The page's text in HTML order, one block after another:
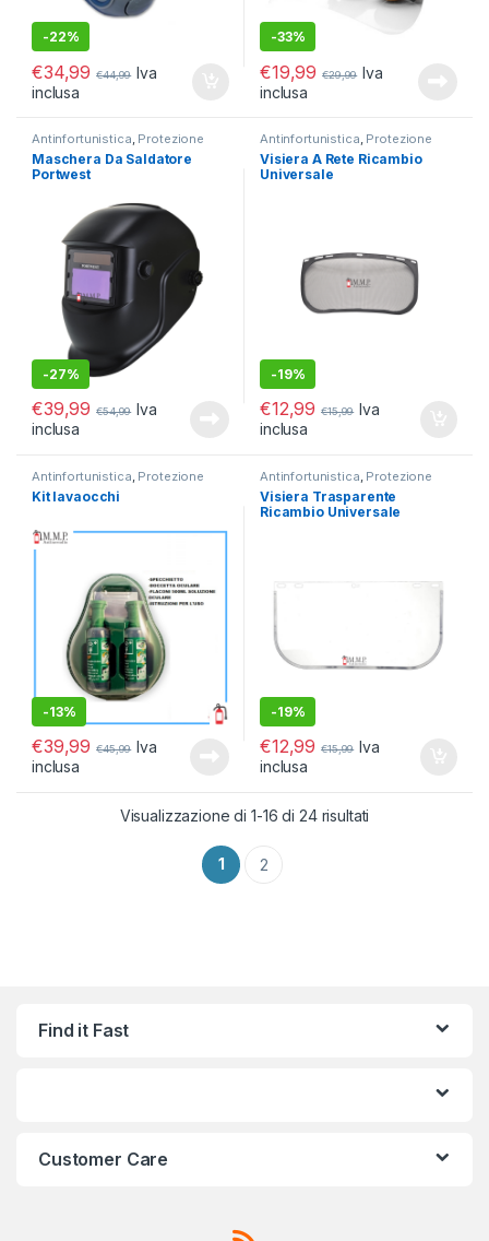
-22%
€34,99 €44,99 Iva
inclusa
-33%
€19,99 €29,99 Iva
inclusa
Antinfortunistica, Protezione
Testa e viso
Maschera Da Saldatore
Portwest
-27%
€39,99 €54,99 Iva
inclusa
Antinfortunistica, Protezione
Testa e viso
Visiera A Rete Ricambio
Universale
-19%
€12,99 €15,99 Iva
inclusa
Antinfortunistica, Protezione
Testa e viso
Kit lavaocchi
-13%
€39,99 €45,99 Iva
inclusa
Antinfortunistica, Protezione
Testa e viso
Visiera Trasparente
Ricambio Universale
-19%
€12,99 €15,99 Iva
inclusa
Visualizzazione di 1-16 di 24 risultati
1 2
Find it Fast
Customer Care